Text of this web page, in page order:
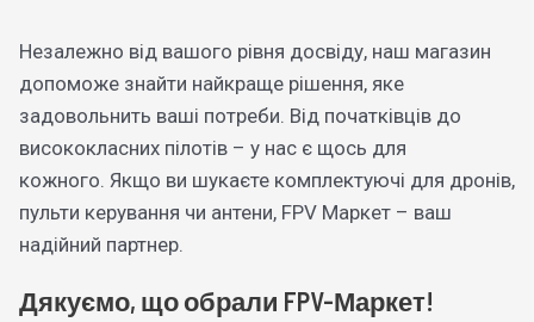
Незалежно від вашого рівня досвіду, наш магазин
допоможе знайти найкраще рішення, яке
задовольнить ваші потреби. Від початківців до
висококласних пілотів – у нас є щось для
кожного. Якщо ви шукаєте комплектуючі для дронів,
пульти керування чи антени, FPV Маркет – ваш
надійний партнер.
Дякуємо, що обрали FPV-Маркет!